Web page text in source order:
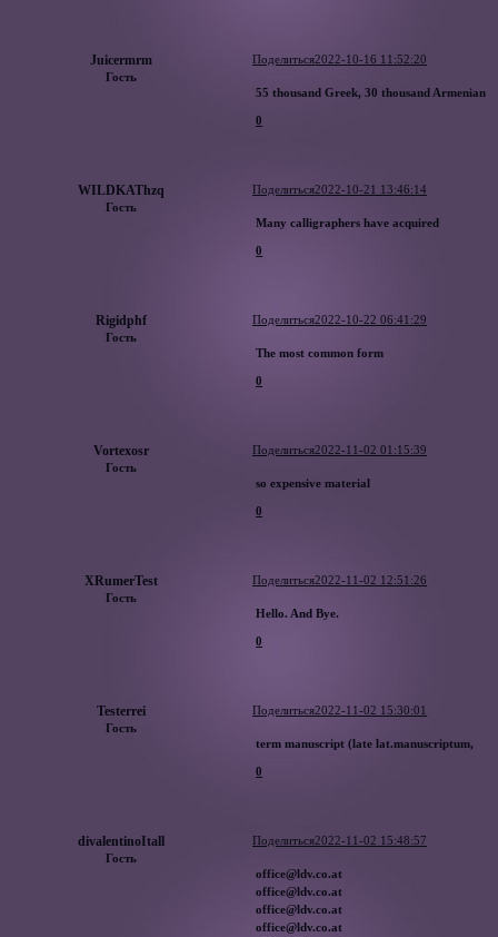
Поделиться2022-10-16 11:52:20
Juicermrm
Гость
55 thousand Greek, 30 thousand Armenian
0
Поделиться2022-10-21 13:46:14
WILDKAThzq
Гость
Many calligraphers have acquired
0
Поделиться2022-10-22 06:41:29
Rigidphf
Гость
The most common form
0
Поделиться2022-11-02 01:15:39
Vortexosr
Гость
so expensive material
0
Поделиться2022-11-02 12:51:26
XRumerTest
Гость
Hello. And Bye.
0
Поделиться2022-11-02 15:30:01
Testerrei
Гость
term manuscript (late lat.manuscriptum,
0
Поделиться2022-11-02 15:48:57
divalentinoItall
Гость
office@ldv.co.at
office@ldv.co.at
office@ldv.co.at
office@ldv.co.at